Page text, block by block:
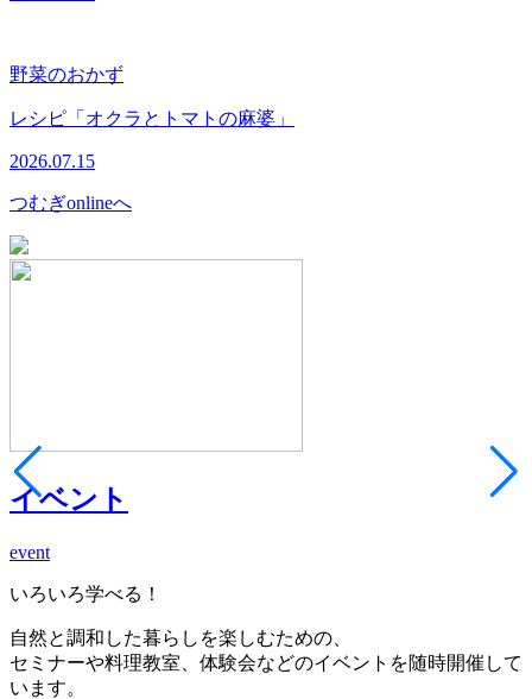
野菜のおかず
レシピ「オクラとトマトの麻婆」
2026.07.15
つむぎonlineへ
イベント
event
いろいろ学べる ！
自然と調和した暮らしを楽しむための、
セミナーや料理教室、体験会などのイベントを随時開催して
います。